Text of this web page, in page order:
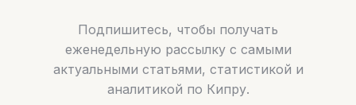
Подпишитесь, чтобы получать
еженедельную рассылку с самыми
актуальными статьями, статистикой и
аналитикой по Кипру.